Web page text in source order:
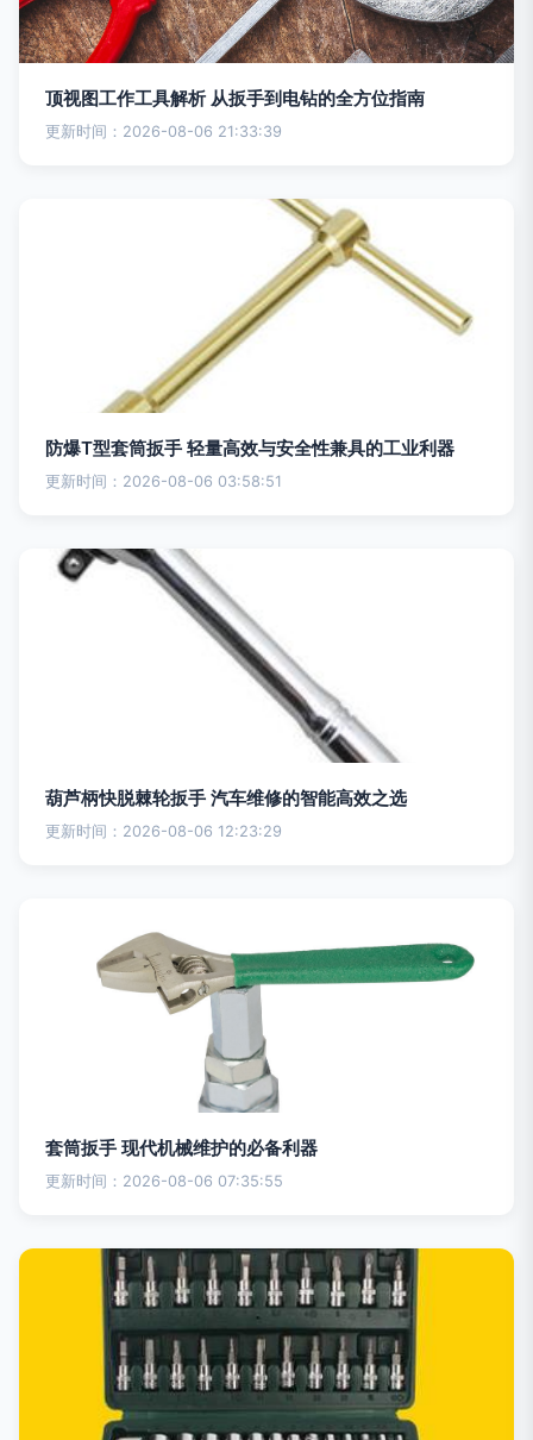
顶视图工作工具解析 从扳手到电钻的全方位指南
更新时间：2026-08-06 21:33:39
防爆T型套筒扳手 轻量高效与安全性兼具的工业利器
更新时间：2026-08-06 03:58:51
葫芦柄快脱棘轮扳手 汽车维修的智能高效之选
更新时间：2026-08-06 12:23:29
套筒扳手 现代机械维护的必备利器
更新时间：2026-08-06 07:35:55